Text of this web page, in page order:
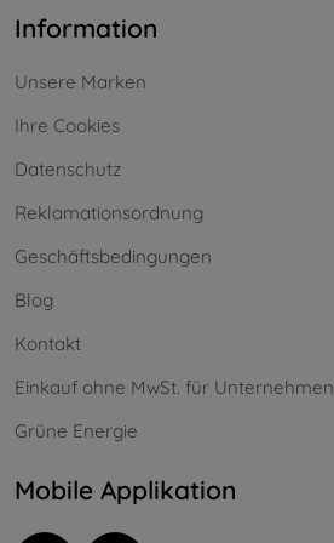
Information
Unsere Marken
Ihre Cookies
Datenschutz
Reklamationsordnung
Geschäftsbedingungen
Blog
Kontakt
Einkauf ohne MwSt. für Unternehmen
Grüne Energie
Mobile Applikation